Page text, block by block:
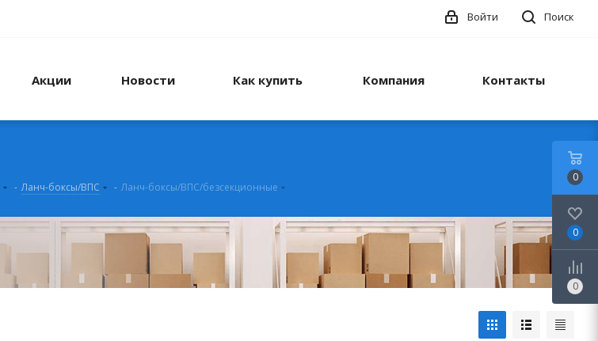
Поиск
Войти
Акции Новости Как купить Компания Контакты
- Ланч-боксы/ВПС - Ланч-боксы/ВПС/безсекционные
0
0
0